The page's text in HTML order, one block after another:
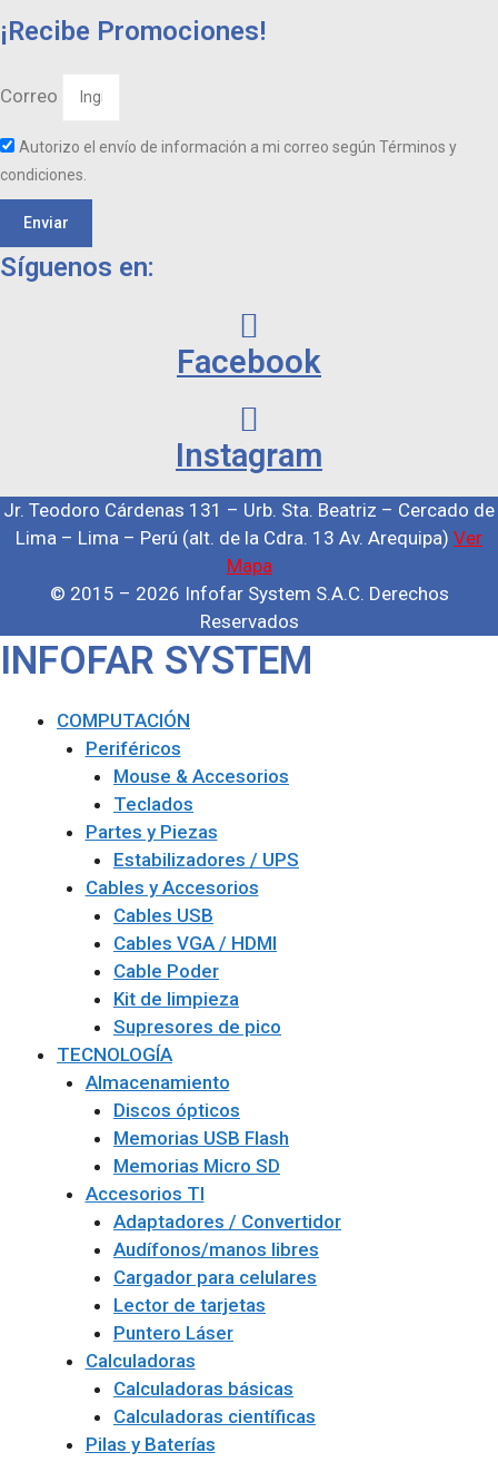
¡Recibe Promociones!
Correo
Autorizo el envío de información a mi correo según Términos y
condiciones.
Enviar
Síguenos en:
Facebook
Instagram
Jr. Teodoro Cárdenas 131 – Urb. Sta. Beatriz – Cercado de
Lima – Lima – Perú (alt. de la Cdra. 13 Av. Arequipa) Ver
Mapa
© 2015 – 2026 Infofar System S.A.C. Derechos
Reservados
INFOFAR SYSTEM
COMPUTACIÓN
Periféricos
Mouse & Accesorios
Teclados
Partes y Piezas
Estabilizadores / UPS
Cables y Accesorios
Cables USB
Cables VGA / HDMI
Cable Poder
Kit de limpieza
Supresores de pico
TECNOLOGÍA
Almacenamiento
Discos ópticos
Memorias USB Flash
Memorias Micro SD
Accesorios TI
Adaptadores / Convertidor
Audífonos/manos libres
Cargador para celulares
Lector de tarjetas
Puntero Láser
Calculadoras
Calculadoras básicas
Calculadoras científicas
Pilas y Baterías